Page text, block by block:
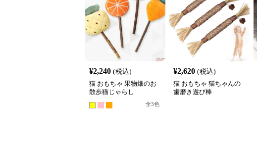
¥2,240 (税込)
猫 おもちゃ 果物畑のお
散歩猫じゃらし
全3色
¥2,620 (税込)
猫 おもちゃ 猫ちゃんの
歯磨き遊び棒